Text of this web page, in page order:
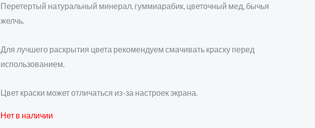
Перетертый натуральный минерал, гуммиарабик, цветочный мед, бычья
желчь.
Для лучшего раскрытия цвета рекомендуем смачивать краску перед
использованием.
Цвет краски может отличаться из-за настроек экрана.
Нет в наличии